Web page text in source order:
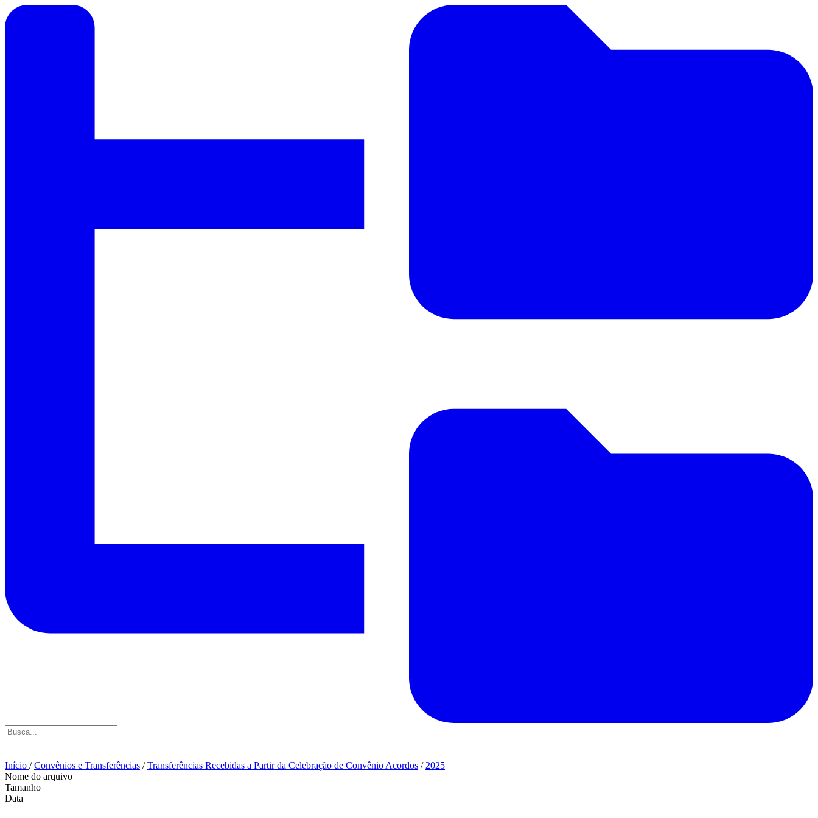
Início /Convênios e Transferências /Transferências Recebidas a Partir da Celebração de Convênio Acordos /2025
Nome do arquivo
Tamanho
Data